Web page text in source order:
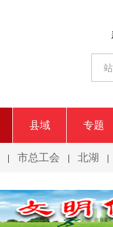
县域 专题
| 市总工会 | 北湖 |